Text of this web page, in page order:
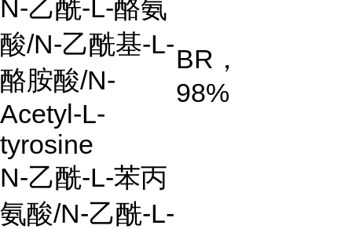
N-乙酰-L-酪氨
酸/N-乙酰基-L-
酪胺酸/N-
Acetyl-L-
tyrosine
BR ，
98%
N-乙酰-L-苯丙
氨酸/N-乙酰-L-